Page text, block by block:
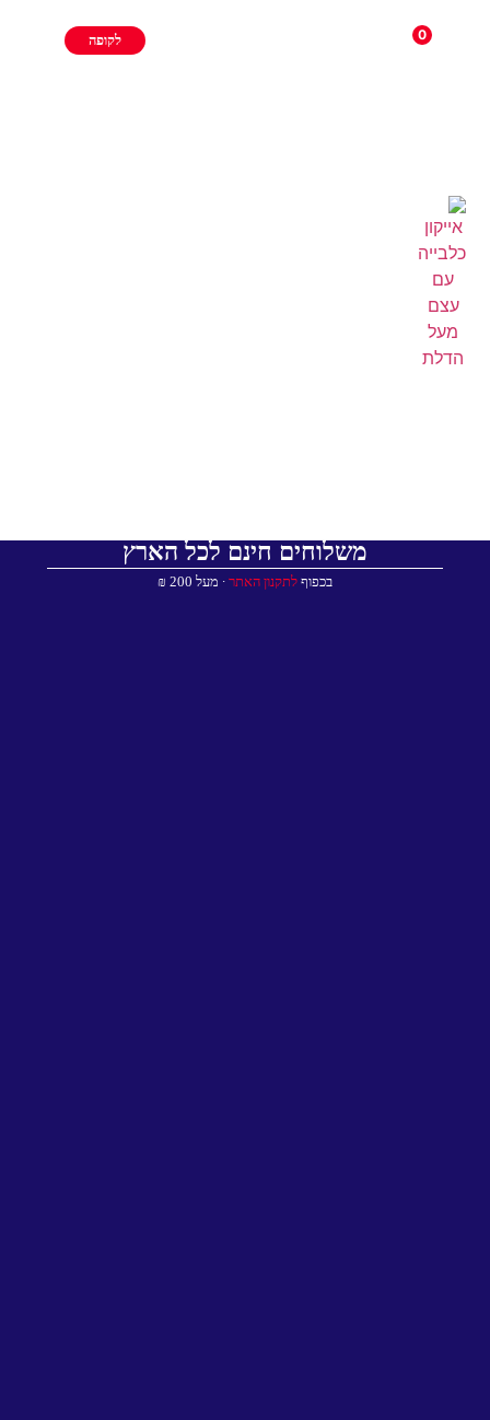
0 לקופה
משלוחים חינם לכל הארץ
בכפוף לתקנון האתר ∙ מעל 200 ₪